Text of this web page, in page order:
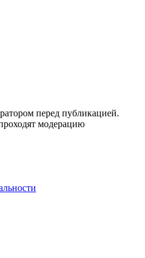
перед публикацией.
модерацию